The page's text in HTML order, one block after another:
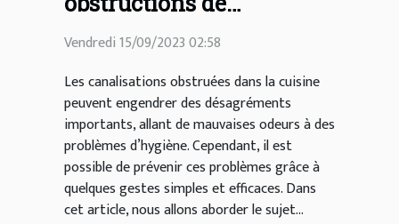
canalisations dans la
cuisine
Vendredi 15/09/2023 02:58
Les canalisations obstruées dans la cuisine
peuvent engendrer des désagréments
importants, allant de mauvaises odeurs à des
problèmes d’hygiène. Cependant, il est
possible de prévenir ces problèmes grâce à
quelques gestes simples et efficaces. Dans
cet article, nous allons aborder le sujet...